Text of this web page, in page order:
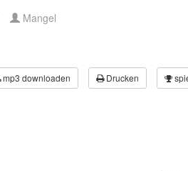
Mangel
mp3 downloaden Drucken